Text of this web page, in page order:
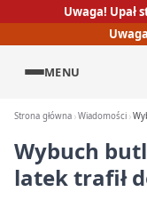
Uwaga! Upał
MENU
Strona główna Wiadomości
Wybuch
latek trafił